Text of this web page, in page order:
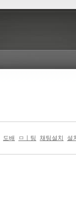
도배 ㅁㅣ팅 채팅설치 설